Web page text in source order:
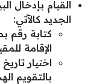
القيام بإدخال
الجديد كالآتي:
كتابة رقم
الإقامة
اختيار
بالتقويم